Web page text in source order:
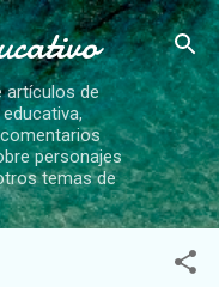
artículos de
personajes
temas de